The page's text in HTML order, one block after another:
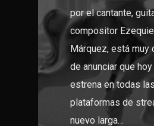
por el cantante,
compositor
Márquez, está muy
de anunciar que
estrena en todas las
plataformas de
nuevo larga…